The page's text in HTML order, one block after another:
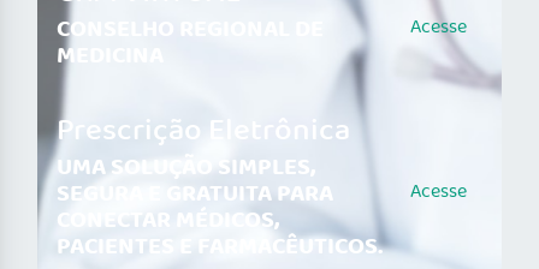
CONSELHO REGIONAL DE
MEDICINA
Acesse
Prescrição Eletrônica
UMA SOLUÇÃO SIMPLES,
SEGURA E GRATUITA PARA
CONECTAR MÉDICOS,
PACIENTES E FARMACÊUTICOS.
Acesse